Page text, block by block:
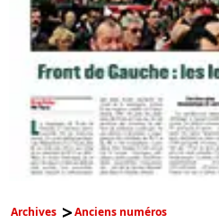
Archives Anciens numéros